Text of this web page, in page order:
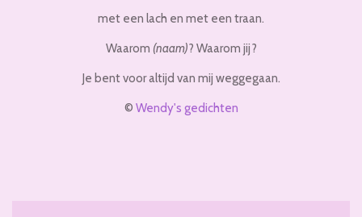
met een lach en met een traan.
Waarom (naam)? Waarom jij?
Je bent voor altijd van mij weggegaan.
© Wendy's gedichten